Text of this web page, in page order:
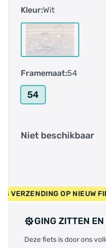
Kleur:Wit
Framemaat:54
54
Niet beschikbaar
VERZENDING OP
GING ZITTEN EN
Deze fiets is door ons